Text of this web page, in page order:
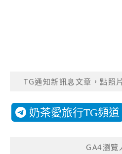
TG通知新訊息文章，點照
奶茶愛旅行TG頻道
GA4瀏覽